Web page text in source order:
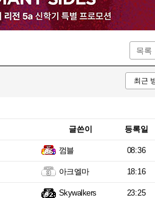
목록
글쓴이 등록일
껌블 08:36
아크엘마 18:16
Skywalkers 23:25